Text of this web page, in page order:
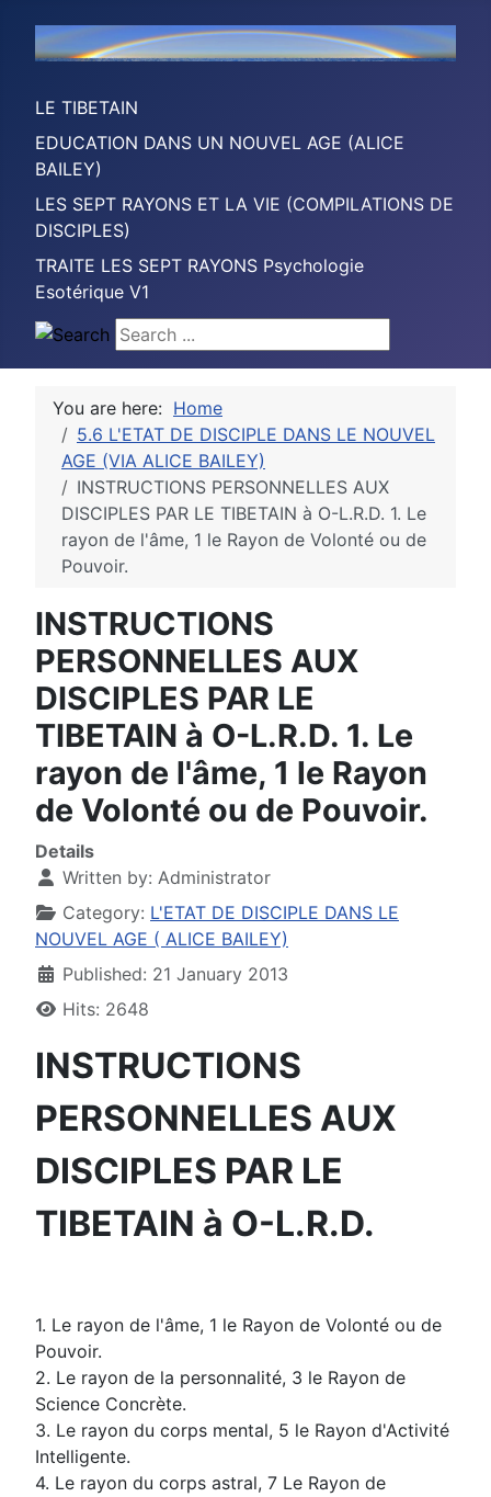
LE TIBETAIN
EDUCATION DANS UN NOUVEL AGE (ALICE
BAILEY)
LES SEPT RAYONS ET LA VIE (COMPILATIONS DE
DISCIPLES)
TRAITE LES SEPT RAYONS Psychologie
Esotérique V1
Search ...
You are here: Home
5.6 L'ETAT DE DISCIPLE DANS LE NOUVEL
AGE (VIA ALICE BAILEY)
INSTRUCTIONS PERSONNELLES AUX
DISCIPLES PAR LE TIBETAIN à O-L.R.D. 1. Le
rayon de l'âme, 1 le Rayon de Volonté ou de
Pouvoir.
INSTRUCTIONS
PERSONNELLES AUX
DISCIPLES PAR LE
TIBETAIN à O-L.R.D. 1. Le
rayon de l'âme, 1 le Rayon
de Volonté ou de Pouvoir.
Details
Written by: Administrator
Category: L'ETAT DE DISCIPLE DANS LE
NOUVEL AGE ( ALICE BAILEY)
Published: 21 January 2013
Hits: 2648
INSTRUCTIONS
PERSONNELLES AUX
DISCIPLES PAR LE
TIBETAIN à O-L.R.D.
1. Le rayon de l'âme, 1 le Rayon de Volonté ou de
Pouvoir.
2. Le rayon de la personnalité, 3 le Rayon de
Science Concrète.
3. Le rayon du corps mental, 5 le Rayon d'Activité
Intelligente.
4. Le rayon du corps astral, 7 Le Rayon de